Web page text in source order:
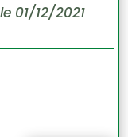
01/12/2021